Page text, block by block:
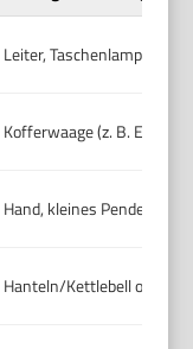
Leiter, Taschenlampe (z.
Kofferwaage (z. B.
Hand, kleines Pendel
Hanteln/Kettlebell oder